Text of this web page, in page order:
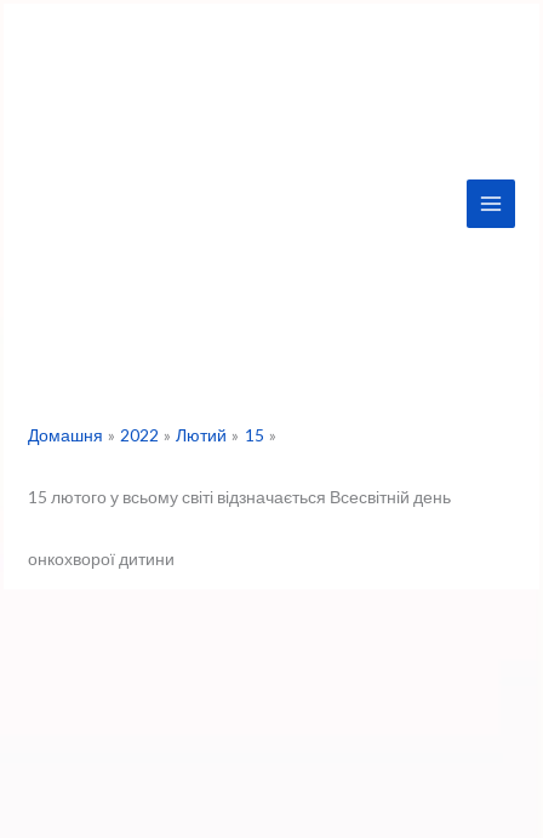
Домашня 2022 Лютий 15
15 лютого у всьому світі відзначається Всесвітній день
онкохворої дитини